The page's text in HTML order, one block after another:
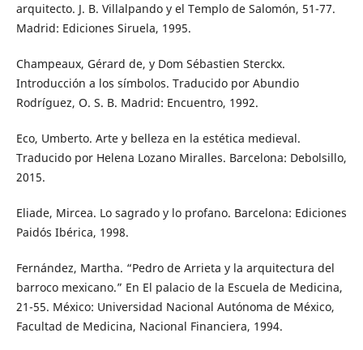
arquitecto. J. B. Villalpando y el Templo de Salomón, 51-77.
Madrid: Ediciones Siruela, 1995.
Champeaux, Gérard de, y Dom Sébastien Sterckx.
Introducción a los símbolos. Traducido por Abundio
Rodríguez, O. S. B. Madrid: Encuentro, 1992.
Eco, Umberto. Arte y belleza en la estética medieval.
Traducido por Helena Lozano Miralles. Barcelona: Debolsillo,
2015.
Eliade, Mircea. Lo sagrado y lo profano. Barcelona: Ediciones
Paidós Ibérica, 1998.
Fernández, Martha. “Pedro de Arrieta y la arquitectura del
barroco mexicano.” En El palacio de la Escuela de Medicina,
21-55. México: Universidad Nacional Autónoma de México,
Facultad de Medicina, Nacional Financiera, 1994.